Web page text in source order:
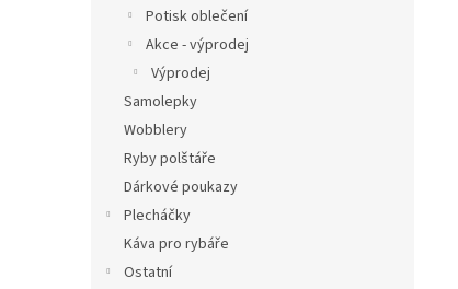
Potisk oblečení
Akce - výprodej
Výprodej
Samolepky
Wobblery
Ryby polštáře
Dárkové poukazy
Plecháčky
Káva pro rybáře
Ostatní